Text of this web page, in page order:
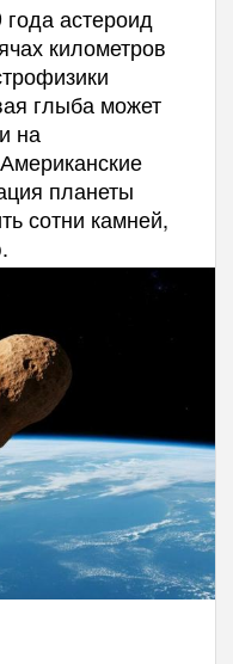
астероид
километров
глыба может
на
планеты
сотни камней,